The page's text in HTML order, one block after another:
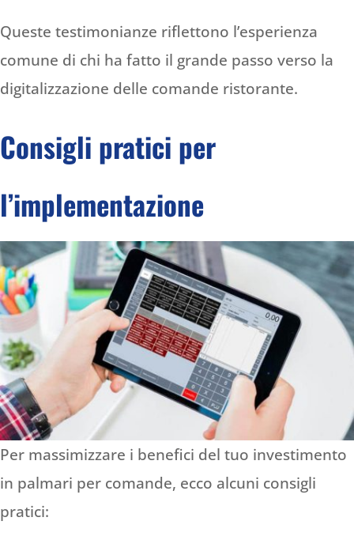
Queste testimonianze riflettono l’esperienza
comune di chi ha fatto il grande passo verso la
digitalizzazione delle comande ristorante.
Consigli pratici per
l’implementazione
Per massimizzare i benefici del tuo investimento
in palmari per comande, ecco alcuni consigli
pratici: